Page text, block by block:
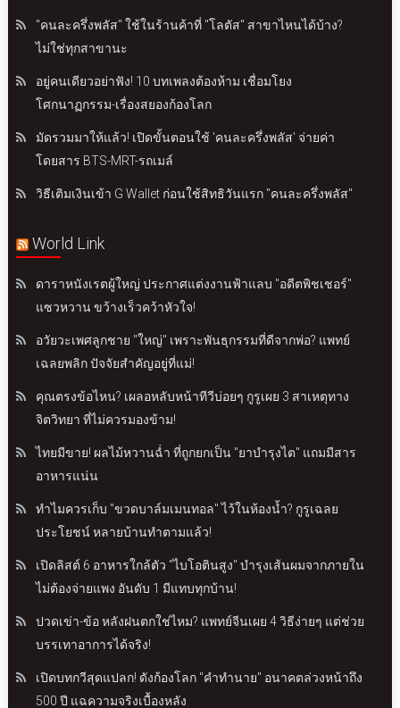
"คนละครึ่งพลัส" ใช้ในร้านค้าที่ "โลตัส" สาขาไหนได้บ้าง?
ไม่ใช่ทุกสาขานะ
อยู่คนเดียวอย่าฟัง! 10 บทเพลงต้องห้าม เชื่อมโยง
โศกนาฏกรรม-เรื่องสยองก้องโลก
มัดรวมมาให้แล้ว! เปิดขั้นตอนใช้ 'คนละครึ่งพลัส' จ่ายค่า
โดยสาร BTS-MRT-รถเมล์
วิธีเติมเงินเข้า G Wallet ก่อนใช้สิทธิวันแรก "คนละครึ่งพลัส"
World Link
ดาราหนังเรตผู้ใหญ่ ประกาศแต่งงานฟ้าแลบ "อดีตพิชเชอร์"
แซวหวาน ขว้างเร็วคว้าหัวใจ!
อวัยวะเพศลูกชาย "ใหญ่" เพราะพันธุกรรมที่ดีจากพ่อ? แพทย์
เฉลยพลิก ปัจจัยสำคัญอยู่ที่แม่!
คุณตรงข้อไหน? เผลอหลับหน้าทีวีบ่อยๆ กูรูเผย 3 สาเหตุทาง
จิตวิทยา ที่ไม่ควรมองข้าม!
ไทยมีขาย! ผลไม้หวานฉ่ำ ที่ถูกยกเป็น "ยาบำรุงไต" แถมมีสาร
อาหารแน่น
ทำไมควรเก็บ "ขวดบาล์มเมนทอล" ไว้ในห้องน้ำ? กูรูเฉลย
ประโยชน์ หลายบ้านทำตามแล้ว!
เปิดลิสต์ 6 อาหารใกล้ตัว "ไบโอตินสูง" บำรุงเส้นผมจากภายใน
ไม่ต้องจ่ายแพง อันดับ 1 มีแทบทุกบ้าน!
ปวดเข่า-ข้อ หลังฝนตกใช่ไหม? แพทย์จีนเผย 4 วิธีง่ายๆ แต่ช่วย
บรรเทาอาการได้จริง!
เปิดบทกวีสุดแปลก! ดังก้องโลก "คำทำนาย" อนาคตล่วงหน้าถึง
500 ปี แฉความจริงเบื้องหลัง